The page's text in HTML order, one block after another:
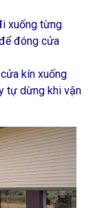
xuống từng
đóng cửa
kín xuống
tự dừng khi vận